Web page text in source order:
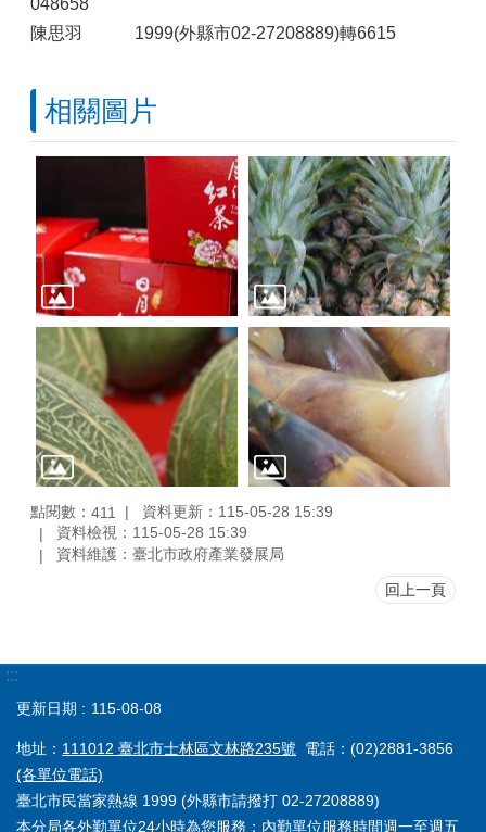
048658
陳思羽 1999(外縣市02-27208889)轉6615
相關圖片
點閱數： 411
資料更新：115-05-28 15:39
資料檢視：115-05-28 15:39
資料維護：臺北市政府產業發展局
回上一頁
:::
更新日期 115-08-08
地址： 111012 臺北市士林區文林路235號 電話：(02)2881-3856
(各單位電話)
臺北市民當家熱線 1999 (外縣市請撥打 02-27208889)
本分局各外勤單位24小時為您服務；內勤單位服務時間週一至週五